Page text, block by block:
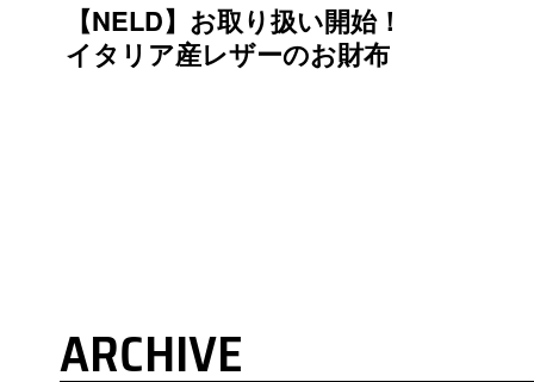
【NELD】お取り扱い開始！
イタリア産レザーのお財布
ARCHIVE